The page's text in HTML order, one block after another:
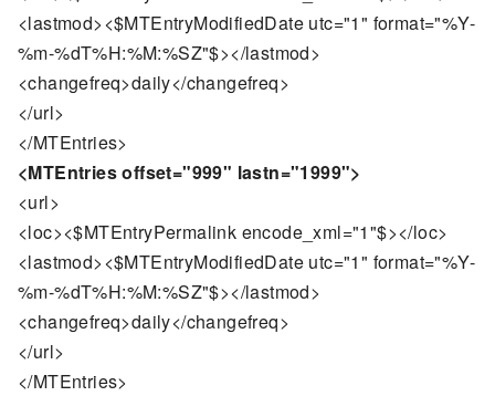
<lastmod><$MTEntryModifiedDate utc="1" format="%Y-
%m-%dT%H:%M:%SZ"$></lastmod>
<changefreq>daily</changefreq>
</url>
</MTEntries>
<MTEntries offset="999" lastn="1999">
<url>
<loc><$MTEntryPermalink encode_xml="1"$></loc>
<lastmod><$MTEntryModifiedDate utc="1" format="%Y-
%m-%dT%H:%M:%SZ"$></lastmod>
<changefreq>daily</changefreq>
</url>
</MTEntries>